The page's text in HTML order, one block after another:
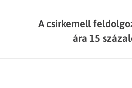
Next
A csirkemell
ára 15